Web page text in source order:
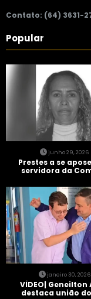
Contato: (64) 3631-
Popular
junho 29, 2026
Prestes a se
servidora da
entra em
morte
janeiro 30, 2026
VÍDEO| Geneilton
destaca união do